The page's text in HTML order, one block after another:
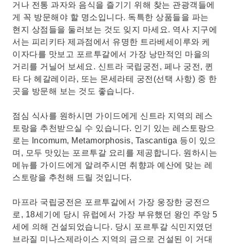
거나 전통 과자와 음식을 즐기기 위해 찾는 관광객들에
게 꼭 방문해야 할 명소입니다. 독특한 상품들을 파는
현지 상점들을 둘러보는 것도 잊지 마세요. 역사 지구에
서는 피리키타 제과점에서 유명한 트라베세이루와 케
이자다를 맛보고 포르투갈에서 가장 낭만적인 마을의 ​​
거리를 거닐어 보세요. 신트라 국립궁전, 페나 궁전, 퀸
타 다 헤갈레이라, 또는 몬세라테 궁전(선택 사항) 중 한
곳을 방문해 보는 것도 좋습니다.
점심 식사를 원하시면 가이드에게 신트라 지역의 레스
토랑을 추천받으실 수 있습니다. 인기 있는 레스토랑으
로는 Incomum, Metamorphosis, Tascantiga 등이 있으
며, 모두 맛있는 포르투갈 요리를 제공합니다. 원하시는
메뉴를 가이드에게 알려주시면 취향과 예산에 맞는 레
스토랑을 추천해 드릴 것입니다.
마프라 국립궁전은 포르투갈에서 가장 웅장한 궁전으
로, 18세기에 당시 유럽에서 가장 부유했던 왕인 주앙 5
세에 의해 건설되었습니다. 당시 포르투갈 식민지였던
브라질 미나스제라이스 지역의 금으로 건설된 이 거대